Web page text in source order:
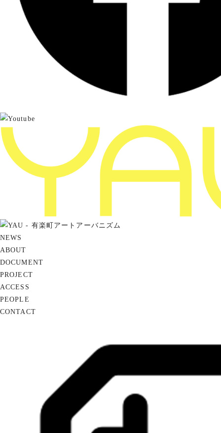
NEWS
ABOUT
DOCUMENT
PROJECT
ACCESS
PEOPLE
CONTACT